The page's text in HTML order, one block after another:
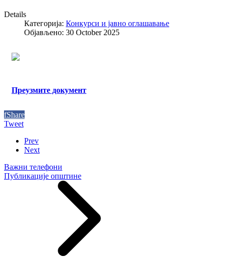
Details
Категорија: Конкурси и јавно оглашавање
Објављено: 30 October 2025
Преузмите документ
fShare
Tweet
Prev
Next
Важни телефони
Публикације општине